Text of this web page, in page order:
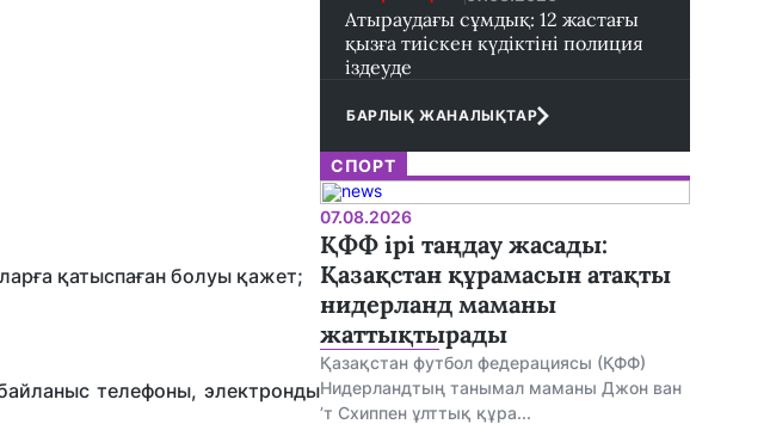
қатыспаған болуы қажет;
телефоны, электронды
Атыраудағы сұмдық: 12 жастағы
қызға тиіскен күдіктіні полиция
іздеуде
БАРЛЫҚ ЖАНАЛЫҚТАР
СПОРТ
07.08.2026
ҚФФ ірі таңдау жасады:
Қазақстан құрамасын атақты
нидерланд маманы
жаттықтырады
Қазақстан футбол федерациясы (ҚФФ)
Нидерландтың танымал маманы Джон ван
’т Схиппен ұлттық құра...